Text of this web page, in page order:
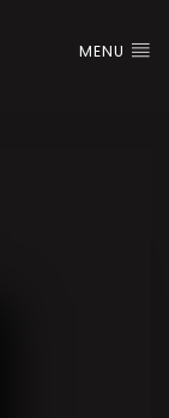
MENU